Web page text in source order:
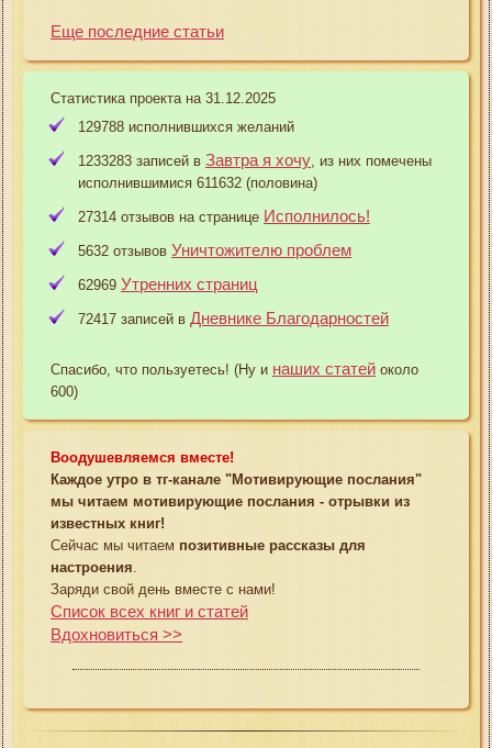
Еще последние статьи
Статистика проекта на 31.12.2025
129788 исполнившихся желаний
1233283 записей в Завтра я хочу , из них помечены
исполнившимися 611632 (половина)
27314 отзывов на странице Исполнилось!
5632 отзывов Уничтожителю проблем
62969 Утренних страниц
72417 записей в Дневнике Благодарностей
Спасибо, что пользуетесь! (Ну и наших статей около
600)
Воодушевляемся вместе!
Каждое утро в тг-канале "Мотивирующие послания"
мы читаем мотивирующие послания - отрывки из
известных книг!
Сейчас мы читаем позитивные рассказы для
настроения
Заряди свой день вместе с нами!
Список всех книг и статей
Вдохновиться >>